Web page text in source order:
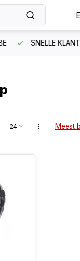
SNELLE
Meest